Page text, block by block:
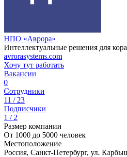
НПО «Аврора»
Интеллектуальные решения для
avrorasystems.com
Хочу тут работать
Вакансии
0
Сотрудники
11 / 23
Подписчики
1 / 2
Размер компании
От 1000 до 5000 человек
Местоположение
Россия, Санкт-Петербург, ул.